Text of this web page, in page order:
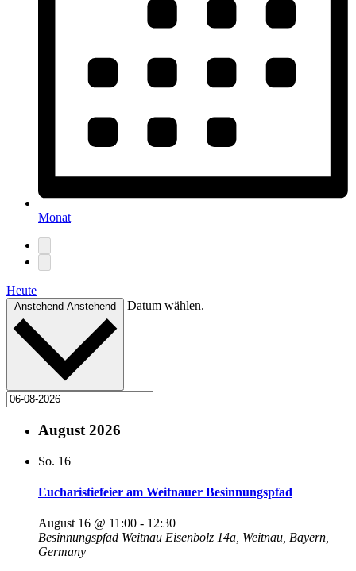
Monat
Heute
Anstehend Anstehend Datum wählen.
August 2026
So. 16
Eucharistiefeier am Weitnauer Besinnungspfad
August 16 @ 11:00 - 12:30
Besinnungspfad Weitnau Eisenbolz 14a, Weitnau, Bayern,
Germany